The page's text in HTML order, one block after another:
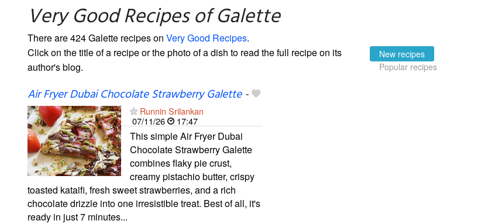
Very Good Recipes of Galette
There are 424 Galette recipes on Very Good Recipes.
Click on the title of a recipe or the photo of a dish to read the full recipe on its
author's blog.
New recipes
Popular recipes
Air Fryer Dubai Chocolate Strawberry Galette-
Runnin Srilankan
07/11/26
17:47
This simple Air Fryer Dubai
Chocolate Strawberry Galette
combines flaky pie crust,
creamy pistachio butter, crispy
toasted kataifi, fresh sweet strawberries, and a rich
chocolate drizzle into one irresistible treat. Best of all, it's
ready in just 7 minutes...